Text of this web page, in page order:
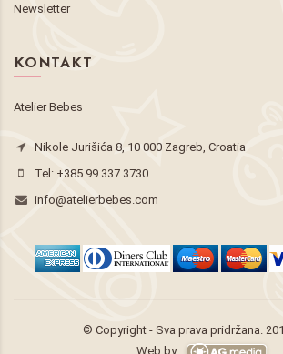
Newsletter
KONTAKT
Atelier Bebes
Nikole Jurišića 8, 10 000 Zagreb, Croatia
Tel: +385 99 337 3730
info@atelierbebes.com
© Copyright - Sva prava pridržana.
Web by: